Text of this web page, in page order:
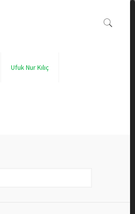
Ufuk Nur Kılıç